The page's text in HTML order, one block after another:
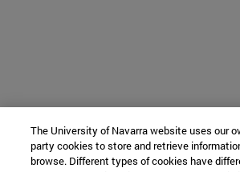
The University of Navarra website uses our
party cookies to store and retrieve
browse. Different types of cookies have